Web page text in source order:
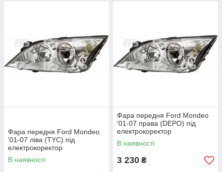
Фара передня Ford Mondeo
'01-07 ліва (TYC) під
електрокоректор
В наявності
Фара передня Ford Mondeo
'01-07 права (DEPO) під
електрокоректор
В наявності
3 230 ₴